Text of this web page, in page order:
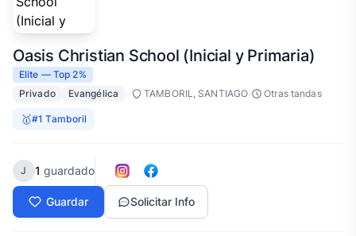
Oasis Christian School (Inicial y Primaria)
Elite — Top 2%
Privado
Evangélica ·· TAMBORIL, SANTIAGO· Otras tandas
🥇#1 Tamboril
J 1 guardado
Guardar Solicitar Info